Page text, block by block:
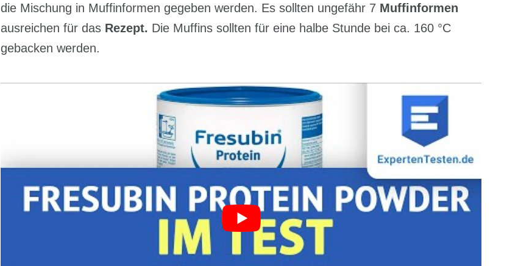
die Mischung in Muffinformen gegeben werden. Es sollten ungefähr 7 Muffinformen
ausreichen für das Rezept. Die Muffins sollten für eine halbe Stunde bei ca. 160 °C
gebacken werden.